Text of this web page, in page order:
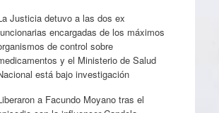
Justicia detuvo a las dos ex
encargadas de los máximos
de control sobre
y el Ministerio de Salud
está bajo investigación
a Facundo Moyano tras el